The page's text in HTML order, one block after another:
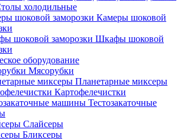
холодильные
Камеры шоковой
Шкафы шоковой
оборудование
Мясорубки
Планетарные миксеры
Картофелечистки
Тестозакаточные
Слайсеры
Бликсеры